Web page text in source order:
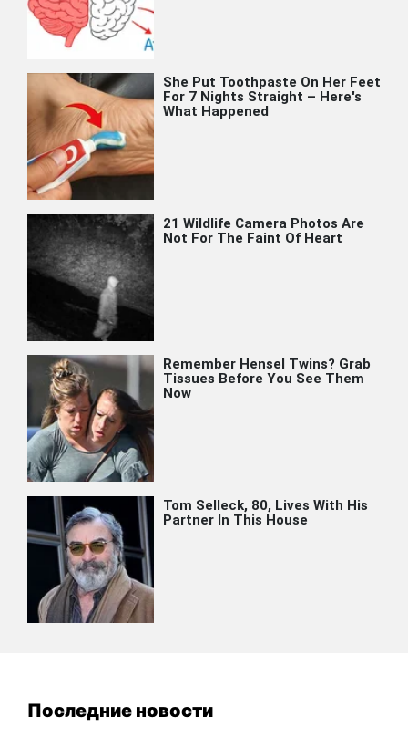
Последние новости